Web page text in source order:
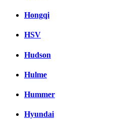
Hongqi
HSV
Hudson
Hulme
Hummer
Hyundai